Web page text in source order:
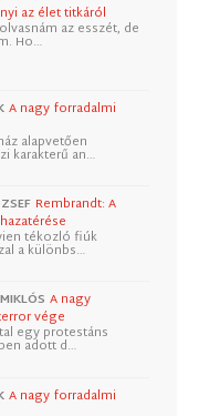
az élet titkáról
az esszét, de
Ho…
A nagy forradalmi
alapvetően
karakterű an…
Rembrandt: A
tékozló fiúk
a különbs…
A nagy
vége
egy protestáns
adott d…
A nagy forradalmi